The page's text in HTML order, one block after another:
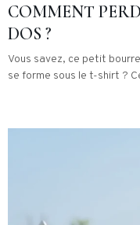
COMMENT
DOS ?
Vous savez, ce petit
se forme sous le t-shirt ?